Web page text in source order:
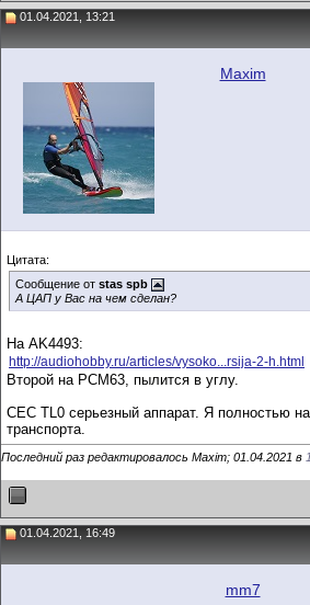
01.04.2021, 13:21
Maxim
Цитата:
Сообщение от stas spb
А ЦАП у Вас на чем сделан?
На AK4493:
http://audiohobby.ru/articles/vysoko...rsija-2-h.html
Второй на PCM63, пылится в углу.
СЕС TL0 серьезный аппарат. Я полностью
транспорта.
Последний раз редактировалось Maxim; 01.04.2021 в
01.04.2021, 16:49
mm7